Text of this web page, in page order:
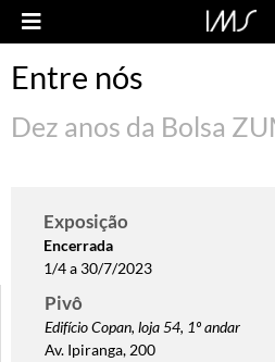
Entre nós
Dez anos da Bolsa
Exposição
Encerrada
1/4 a 30/7/2023
Pivô
Edifício Copan, loja 54, 1º andar
Av. Ipiranga, 200